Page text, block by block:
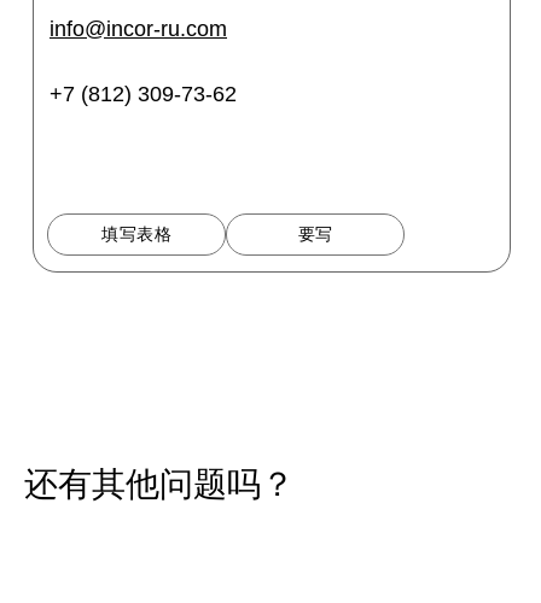
填写表格
info@incor-ru.com
+7 (812) 309-73-62
要写
还有其他问题吗？